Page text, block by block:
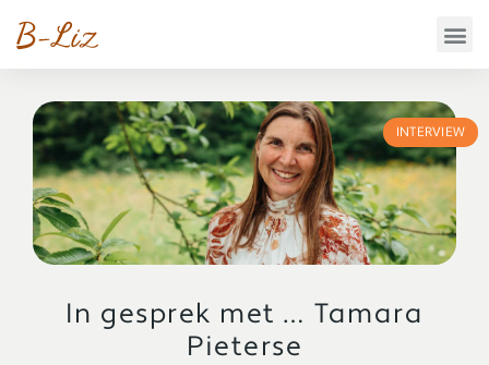
INTERVIEW
In gesprek met … Tamara
Pieterse